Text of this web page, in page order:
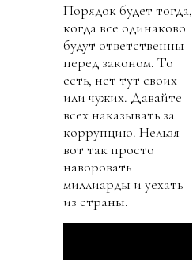
Порядок будет тогда,
когда все одинаково
будут ответственны
перед законом. То
есть, нет тут своих
или чужих. Давайте
всех наказывать за
коррупцию. Нельзя
вот так просто
наворовать
миллиарды и уехать
из страны.